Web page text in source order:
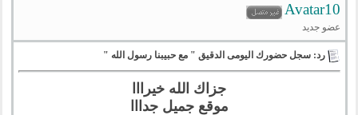
Avatar10
عضو جديد
رد: سجل حضورك اليومى الدقيق " مع حبيبنا رسول الله "
جزاك الله خيرااا
موقع جميل جدااا